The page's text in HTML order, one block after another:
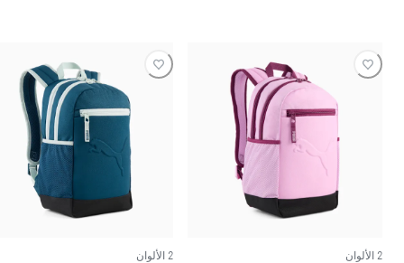
2 الألوان 2 الألوان